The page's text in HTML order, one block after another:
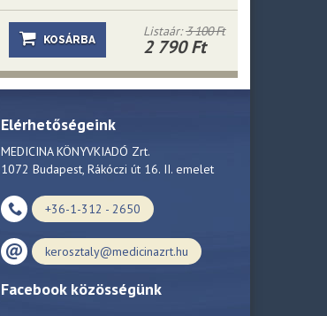
Listaár:3 100 Ft
2 790 Ft
KOSÁRBA
Elérhetőségeink
MEDICINA KÖNYVKIADÓ Zrt.
1072 Budapest, Rákóczi út 16. II. emelet
+36-1-312 - 2650
kerosztaly@medicinazrt.hu
Facebook közösségünk